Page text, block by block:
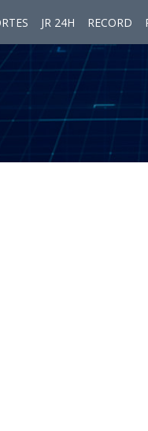
JR 24H RECORD